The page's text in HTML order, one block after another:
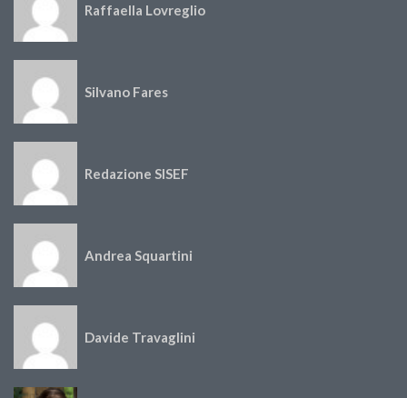
Raffaella Lovreglio
Silvano Fares
Redazione SISEF
Andrea Squartini
Davide Travaglini